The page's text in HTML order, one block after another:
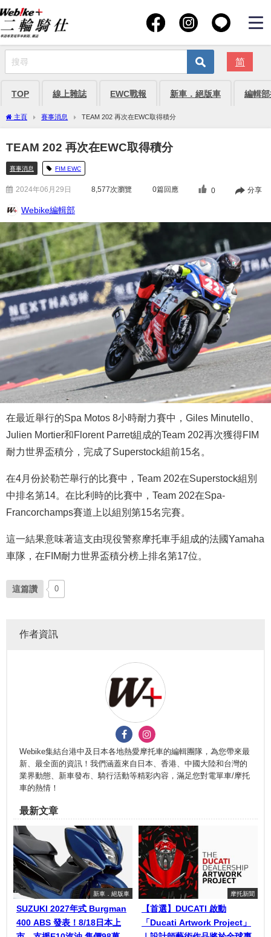
简
TOP 線上雜誌 EWC戰報 新車．絕版車 編輯
主頁 賽事消息 TEAM 202 再次在EWC取得積分
TEAM 202 再次在EWC取得積分
賽事消息 FIM EWC
2024年06月29日 8,577次瀏覽 0篇回應 0 分享
Webike編輯部
在最近舉行的Spa Motos 8小時耐力賽中，Giles Minutello、
Julien Mortier和Florent Parret組成的Team 202再次獲得FIM
耐力世界盃積分，完成了Superstock組前15名。
在4月份於勒芒舉行的比賽中，Team 202在Superstock組別
中排名第14。在比利時的比賽中，Team 202在Spa-
Francorchamps賽道上以組別第15名完賽。
這一結果意味著這支由現役警察摩托車手組成的法國Yamaha
車隊，在FIM耐力世界盃積分榜上排名第17位。
這篇讚 0
作者資訊
Webike集結台港中及日本各地熱愛摩托車的編輯團隊，為您帶來最
新、最全面的資訊！我們涵蓋來自日本、香港、中國大陸和台灣的
業界動態、新車發布、騎行活動等精彩內容，滿足您對電單車/摩托
車的熱情！
最新文章
新車．絕版車
SUZUKI 2027年式 Burgman
400 ABS 發表！8/18日本上
摩托新聞
【首選】DUCATI 啟動
「Ducati Artwork Project」